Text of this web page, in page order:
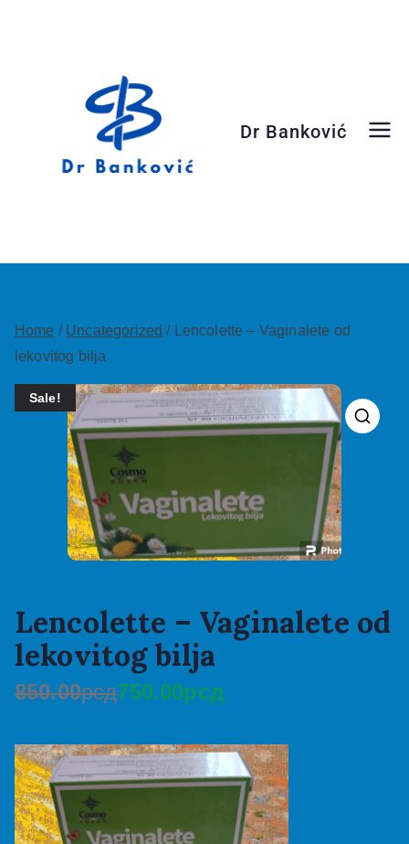
Dr Banković
Home / Uncategorized / Lencolette – Vaginalete od
lekovitog bilja
Sale!
Lencolette – Vaginalete od
lekovitog bilja
850.00рсд750.00рсд